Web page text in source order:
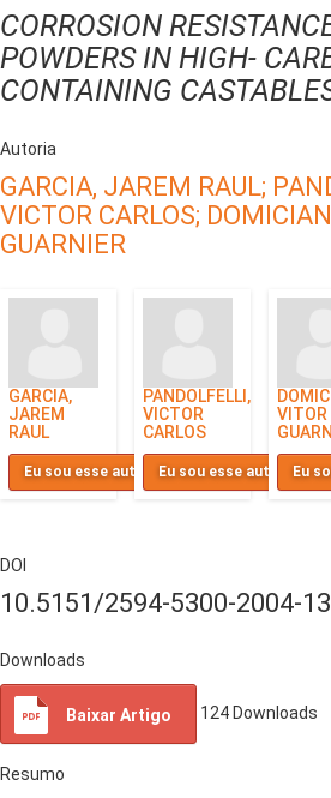
CORROSION
POWDERS IN HIGH-
CONTAINING
Autoria
GARCIA, JAREM RAUL;
VICTOR CARLOS;
GUARNIER
GARCIA,
JAREM
RAUL
Eu sou esse autor
PANDOLFELLI,
VICTOR
CARLOS
Eu sou esse autor
VITOR
Eu
DOI
10.5151/2594-5300-2004-
Downloads
Baixar Artigo 124Downloads
Resumo